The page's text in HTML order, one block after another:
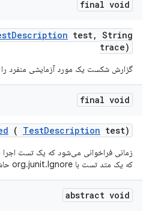
final void
Description test, String
trace)
گزارش شکست یک مورد آزمایشی منفرد
final void
( TestDescription test)
زمانی فراخوانی می‌شود که یک تست اجرا
که یک متد تست با org.junit.Ignore حاشیه‌نویسی شده است.
abstract void